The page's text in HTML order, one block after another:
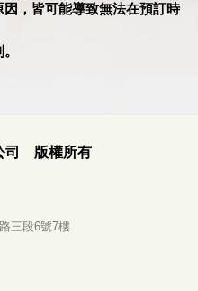
，皆可能導致無法在預訂時
司 版權所有
三段6號7樓